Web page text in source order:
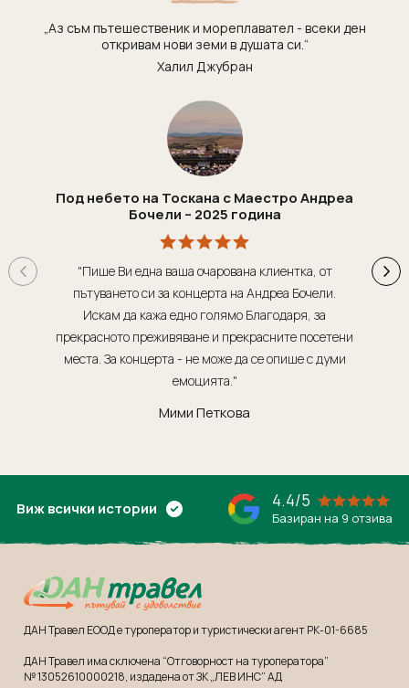
Екскурзии в Канада
Екскурзии в САЩ
Уганда
Япония
„Аз съм пътешественик и мореплавател - всеки ден
откривам нови земи в душата си.“
Халил Джубран
Под небето на Тоскана с Маестро Андреа
Бочели – 2025 година
"Пише Ви една ваша очарована клиентка, от
пътуването си за концерта на Андреа Бочели.
Искам да кажа едно голямо Благодаря, за
прекрасното преживяване и прекрасните посетени
места. За концерта - не може да се опише с думи
емоцията."
Мими Петкова
Виж всички истории 4.4/5
Базиран на 9 отзива
ДАН Травел ЕООД е туроператор и туристически агент РК-01-6685
ДАН Травел има сключена “Отговорност на туроператора”
№ 13052610000218, издадена от ЗК „ЛЕВ ИНС” АД